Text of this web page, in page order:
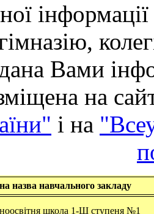
Вами
на
і на
назва навчального закладу
школа 1-Ш ступеня №1